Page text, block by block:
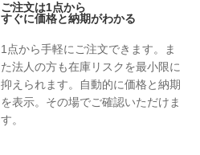
ご注文は1点から
すぐに価格と納期がわかる
1点から手軽にご注文できます。ま
た法人の方も在庫リスクを最小限に
抑えられます。自動的に価格と納期
を表示。その場でご確認いただけま
す。